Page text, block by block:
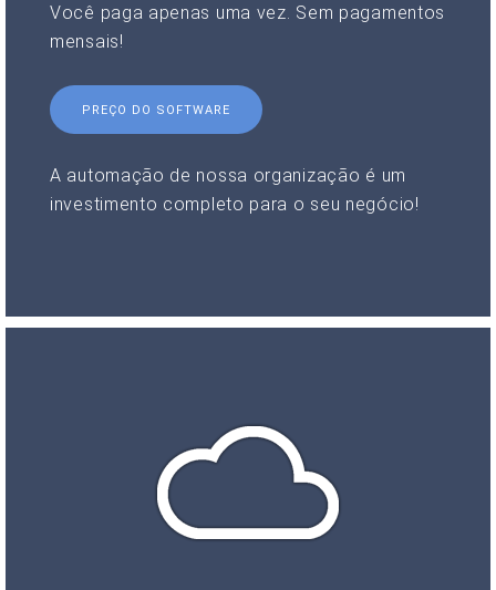
Você paga apenas uma vez. Sem pagamentos
mensais!
PREÇO DO SOFTWARE
A automação de nossa organização é um
investimento completo para o seu negócio!